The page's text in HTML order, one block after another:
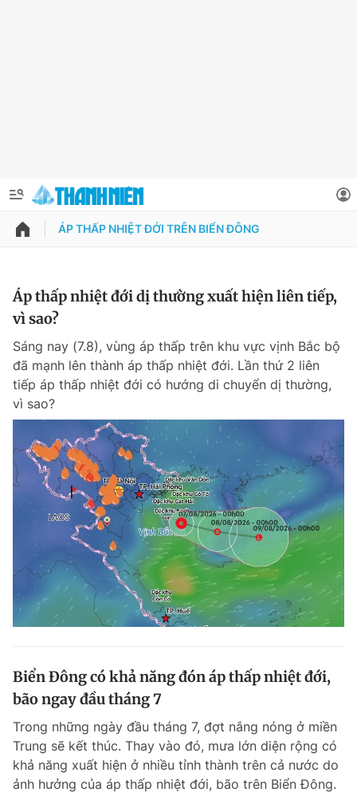
QUẢNG CÁO ĐẶT BÁO
Chuyên mục khác
Chào ngày mới
Tin thị trường Tin 360
Video Magazine
Sản phẩm khác
Tiện ích Bạn cần biết
Đọc Thanh Niên trên điện thoại
Thông tin tài khoản
Đổi mật khẩu
Tin đã lưu
Tin đã xem
Đăng xuất
ÁP THẤP NHIỆT ĐỚI TRÊN BIỂN ĐÔNG
Áp thấp nhiệt đới dị thường xuất hiện liên tiếp,
vì sao?
Sáng nay (7.8), vùng áp thấp trên khu vực vịnh Bắc bộ
đã mạnh lên thành áp thấp nhiệt đới. Lần thứ 2 liên
tiếp áp thấp nhiệt đới có hướng di chuyển dị thường,
vì sao?
Biển Đông có khả năng đón áp thấp nhiệt đới,
bão ngay đầu tháng 7
Trong những ngày đầu tháng 7, đợt nắng nóng ở miền
Trung sẽ kết thúc. Thay vào đó, mưa lớn diện rộng có
khả năng xuất hiện ở nhiều tỉnh thành trên cả nước do
ảnh hưởng của áp thấp nhiệt đới, bão trên Biển Đông.